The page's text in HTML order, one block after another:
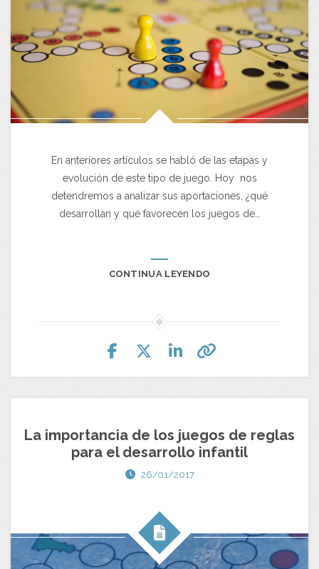
En anteriores artículos se habló de las etapas y
evolución de este tipo de juego. Hoy nos
detendremos a analizar sus aportaciones, ¿qué
desarrollan y qué favorecen los juegos de…
CONTINUA LEYENDO
La importancia de los juegos de reglas
para el desarrollo infantil
26/01/2017